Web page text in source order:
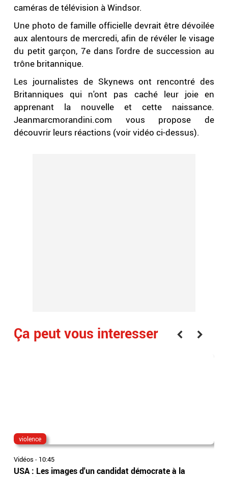
caméras de télévision à Windsor.
Une photo de famille officielle devrait être dévoilée
aux alentours de mercredi, afin de révéler le visage
du petit garçon, 7e dans l'ordre de succession au
trône britannique.
Les journalistes de Skynews ont rencontré des
Britanniques qui n'ont pas caché leur joie en
apprenant la nouvelle et cette naissance.
Jeanmarcmorandini.com vous propose de
découvrir leurs réactions (voir vidéo ci-dessus).
Ça peut vous interesser
violence
Vidéos - 10:45
USA : Les images d'un candidat démocrate à la